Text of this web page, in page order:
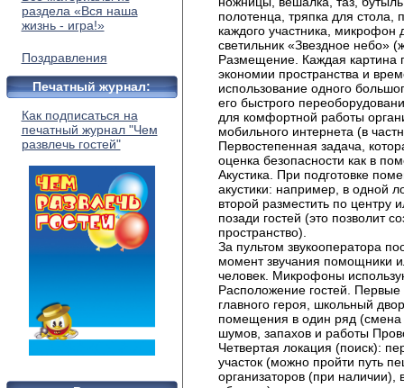
раздела «Вся наша
жизнь - игра!»
Поздравления
Печатный журнал:
Как подписаться на
печатный журнал "Чем
развлечь гостей"
полотенца, тряпка для стола,
каждого участника,
светильник «Звездное небо»
Размещение. Каждая картина
экономии пространства и
использование одного
его быстрого
для комфортной работы
мобильного интернета (в
Первостепенная задача,
оценка безопасности как в
Акустика. При подготовке
акустики: например, в одной
второй разместить по центру
позади гостей (это позволит
пространство).
За пультом звукооператора
момент звучания помощники
человек. Микрофоны
Расположение гостей.
главного героя, школьный
помещения в один ряд (смена
шумов, запахов и работы
Четвертая локация (поиск):
участок (можно пройти путь
организаторов (при наличии),